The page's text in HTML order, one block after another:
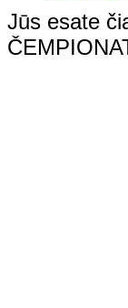
Jūs esate